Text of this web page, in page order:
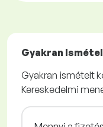
Gyakran
Gyakran ismételt
Kereskedelmi